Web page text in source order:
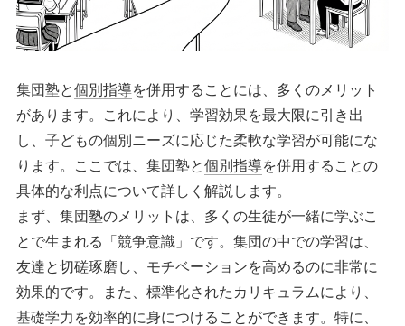
集団塾と個別指導を併用することには、多くのメリット
があります。これにより、学習効果を最大限に引き出
し、子どもの個別ニーズに応じた柔軟な学習が可能にな
ります。ここでは、集団塾と個別指導を併用することの
具体的な利点について詳しく解説します。
まず、集団塾のメリットは、多くの生徒が一緒に学ぶこ
とで生まれる「競争意識」です。集団の中での学習は、
友達と切磋琢磨し、モチベーションを高めるのに非常に
効果的です。また、標準化されたカリキュラムにより、
基礎学力を効率的に身につけることができます。特に、